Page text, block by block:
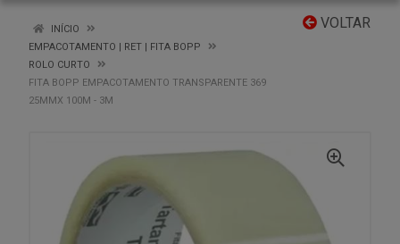
VOLTAR
INÍCIO
EMPACOTAMENTO | RET | FITA BOPP
ROLO CURTO
FITA BOPP EMPACOTAMENTO TRANSPARENTE 369
25MMX 100M - 3M